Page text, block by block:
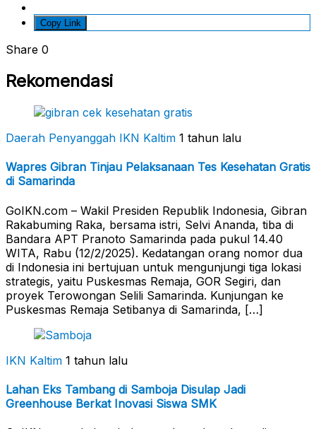
Copy Link
Share 0
Rekomendasi
Daerah Penyanggah IKN Kaltim 1 tahun lalu
Wapres Gibran Tinjau Pelaksanaan Tes Kesehatan Gratis
di Samarinda
GoIKN.com – Wakil Presiden Republik Indonesia, Gibran
Rakabuming Raka, bersama istri, Selvi Ananda, tiba di
Bandara APT Pranoto Samarinda pada pukul 14.40
WITA, Rabu (12/2/2025). Kedatangan orang nomor dua
di Indonesia ini bertujuan untuk mengunjungi tiga lokasi
strategis, yaitu Puskesmas Remaja, GOR Segiri, dan
proyek Terowongan Selili Samarinda. Kunjungan ke
Puskesmas Remaja Setibanya di Samarinda, […]
IKN Kaltim 1 tahun lalu
Lahan Eks Tambang di Samboja Disulap Jadi
Greenhouse Berkat Inovasi Siswa SMK